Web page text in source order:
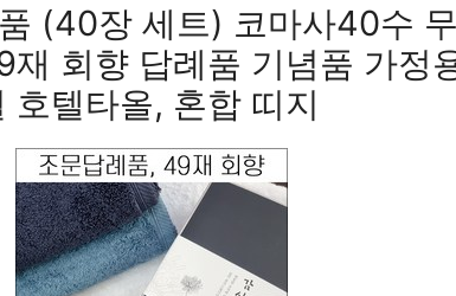
(40장 세트) 코마사40수
회향 답례품 기념품 가정
호텔타올, 혼합 띠지